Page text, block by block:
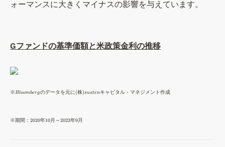
ォーマンスに大きくマイナスの影響を与えています。
Gファンドの基準価額と米政策金利の推移
\t
※
※ Bloombergのデータを元に(株)sustenキャピタル・マネジメント作成
\t
※期間： 2020年10月～2023年9月